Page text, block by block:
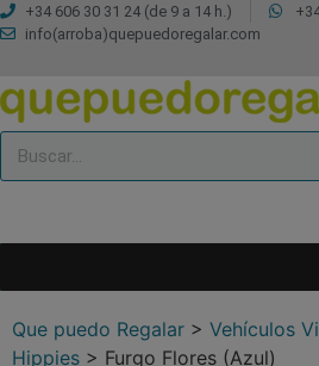
+34 606 30 31 24 (de 9 a 14 h.)
info(arroba)quepuedoregalar.com
Que puedo Regalar > Vehículos
Hippies > Furgo Flores (Azul)